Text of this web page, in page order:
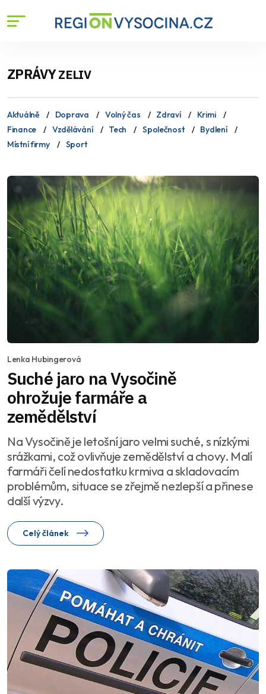
ZPRÁVYZELIV
Aktuálně Doprava Volný čas Zdraví
Krimi
Finance
Vzdělávání Tech Společnost
Bydlení
Místní firmy
Sport
Lenka Hubingerová
Suché jaro na Vysočině
ohrožuje farmáře a
zemědělství
Na Vysočině je letošní jaro velmi suché, s nízkými
srážkami, což ovlivňuje zemědělství a chovy. Malí
farmáři čelí nedostatku krmiva a skladovacím
problémům, situace se zřejmě nezlepší a přinese
další výzvy.
Celý článek